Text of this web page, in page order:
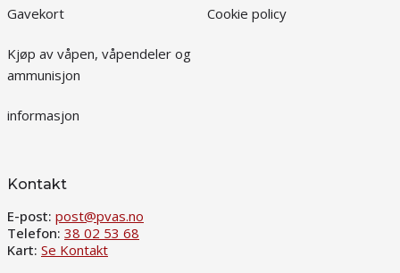
Gavekort
Kjøp av våpen, våpendeler og
ammunisjon
informasjon
Cookie policy
Kontakt
E-post: post@pvas.no
Telefon: 38 02 53 68
Kart: Se Kontakt